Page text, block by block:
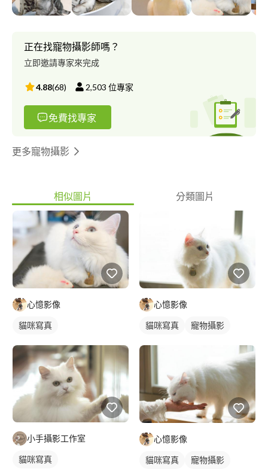
正在找寵物攝影師嗎？
立即邀請專家來完成
4.88(68) 2,503 位專家
免費找專家
更多寵物攝影
相似圖片 分類圖片
心憶影像
貓咪寫真
小手攝影工作室
貓咪寫真
心憶影像
貓咪寫真 寵物攝影
心憶影像
貓咪寫真 寵物攝影